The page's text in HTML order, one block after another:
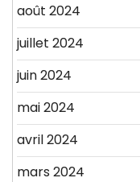
août 2024
juillet 2024
juin 2024
mai 2024
avril 2024
mars 2024